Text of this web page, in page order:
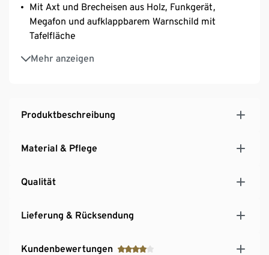
Mit Axt und Brecheisen aus Holz, Funkgerät,
Megafon und aufklappbarem Warnschild mit
Tafelfläche
Mehr anzeigen
Rollenspielzeug kann das kreative und fantasievolle
Spielen födern
Produktbeschreibung
Material & Pflege
Qualität
Lieferung & Rücksendung
Kundenbewertungen